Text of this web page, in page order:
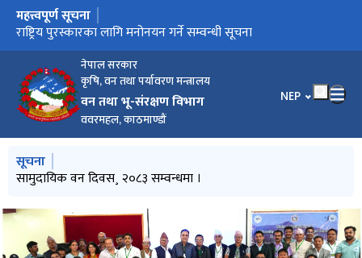
नेपाल सरकार
कृषि, वन तथा पर्यावरण मन्त्रालय
वन तथा भू-संरक्षण विभाग
ववरमहल, काठमाण्डौं
भाषा चयन गर्नुहोस्
NEP
मुख्य नेभिगेसनमा जानुहोस्
महत्त्वपूर्ण सूचना
सामुदायिक वन दिवस¸ २०८३ सम्वन्धमा ।
राष्ट्रिय पुरस्कारका लागि मनोनयन गर्ने सम्वन्धी सूचना
वन डढेलो व्यवस्थापन सप्ताह सम्वन्धमा ।
वन डढेलो सम्वन्धमा वन तथा भू-संरक्षण बिभागले ७ वटै प्रदेश स्थित वन
मन्त्रालय र वन निर्देशनालयहरुलाइ गरेको अनुरोध
मुख्य नेभिगेसनमा जानुहोस्
सूचना
सामुदायिक वन दिवस¸ २०८३ सम्वन्धमा ।